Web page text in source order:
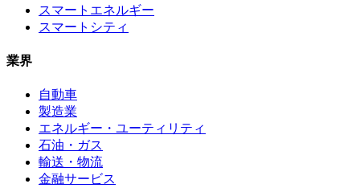
スマートエネルギー
スマートシティ
業界
自動車
製造業
エネルギー・ユーティリティ
石油・ガス
輸送・物流
金融サービス